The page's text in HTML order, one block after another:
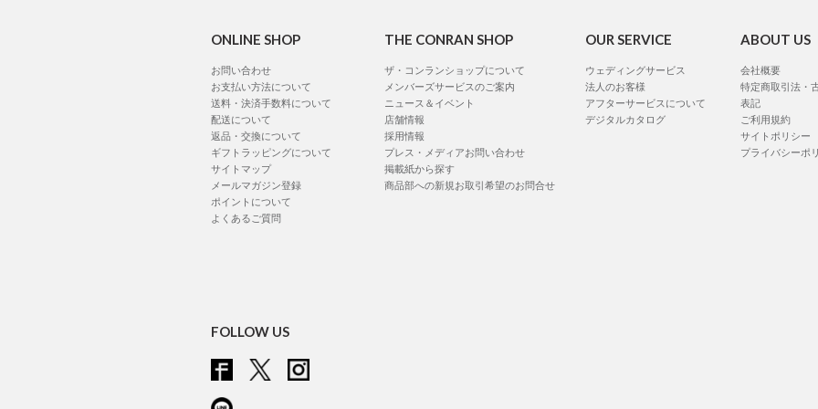
ONLINE SHOP
お問い合わせ
お支払い方法について
送料・決済手数料について
配送について
返品・交換について
ギフトラッピングについて
サイトマップ
メールマガジン登録
ポイントについて
よくあるご質問
THE CONRAN SHOP
ザ・コンランショップについて
メンバーズサービスのご案内
ニュース＆イベント
店舗情報
採用情報
プレス・メディアお問い合わせ
掲載紙から探す
商品部への新規お取引希望のお問合せ
OUR SERVICE
ウェディングサービス
法人のお客様
アフターサービスについて
デジタルカタログ
ABOUT US
会社概要
特定商取引法・
表記
ご利用規約
サイトポリシー
プライバシーポ
FOLLOW US